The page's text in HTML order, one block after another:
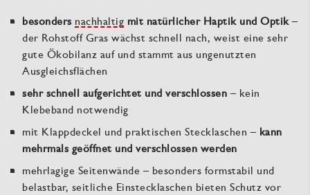
besonders nachhaltig mit natürlicher Haptik und Optik–
der Rohstoff Gras wächst schnell nach, weist eine sehr
gute Ökobilanz auf und stammt aus ungenutzten
Ausgleichsflächen
sehr schnell aufgerichtet und verschlossen – kein
Klebeband notwendig
mit Klappdeckel und praktischen Stecklaschen – kann
mehrmals geöffnet und verschlossen werden
mehrlagige Seitenwände – besonders formstabil und
belastbar, seitliche Einstecklaschen bieten Schutz vor